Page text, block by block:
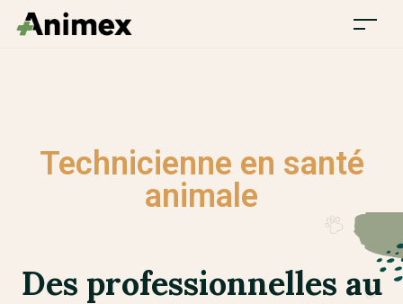
Technicienne en santé
animale
Des professionnelles au